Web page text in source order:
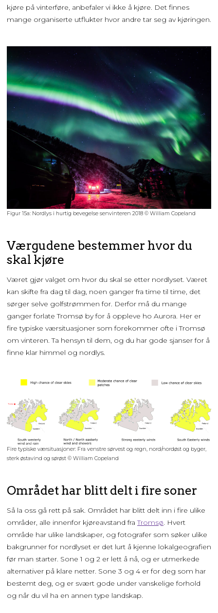
kjøre på vinterføre, anbefaler vi ikke å kjøre. Det finnes
mange organiserte utflukter hvor andre tar seg av kjøringen.
Figur 15a: Nordlys i hurtig bevegelse senvinteren 2018 © William Copeland
Værgudene bestemmer hvor du
skal kjøre
Været gjør valget om hvor du skal se etter nordlyset. Været
kan skifte fra dag til dag, noen ganger fra time til time, det
sørger selve golfstrømmen for. Derfor må du mange
ganger forlate Tromsø by for å oppleve ho Aurora. Her er
fire typiske værsituasjoner som forekommer ofte i Tromsø
om vinteren. Ta hensyn til dem, og du har gode sjanser for å
finne klar himmel og nordlys.
Fire typiske værsituasjoner: Fra venstre sørvest og regn, nord/nordøst og byger,
sterk østavind og sørøst © William Copeland
Området har blitt delt i fire soner
Så la oss gå rett på sak. Området har blitt delt inn i fire ulike
områder, alle innenfor kjøreavstand fraTromsø . Hvert
område har ulike landskaper, og fotografer som søker ulike
bakgrunner for nordlyset er det lurt å kjenne lokalgeografien
før man starter. Sone 1 og 2 er lett å nå, og er utmerkede
alternativer på klare netter. Sone 3 og 4 er for deg som har
bestemt deg, og er svært gode under vanskelige forhold
og når du vil ha en annen type landskap.